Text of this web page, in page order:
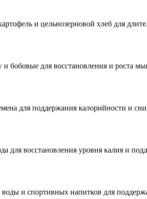
и цельнозерновой хлеб для
и бобовые для восстановления и роста
для поддержания калорийности и
для восстановления уровня калия и
воды и спортивных напитков для